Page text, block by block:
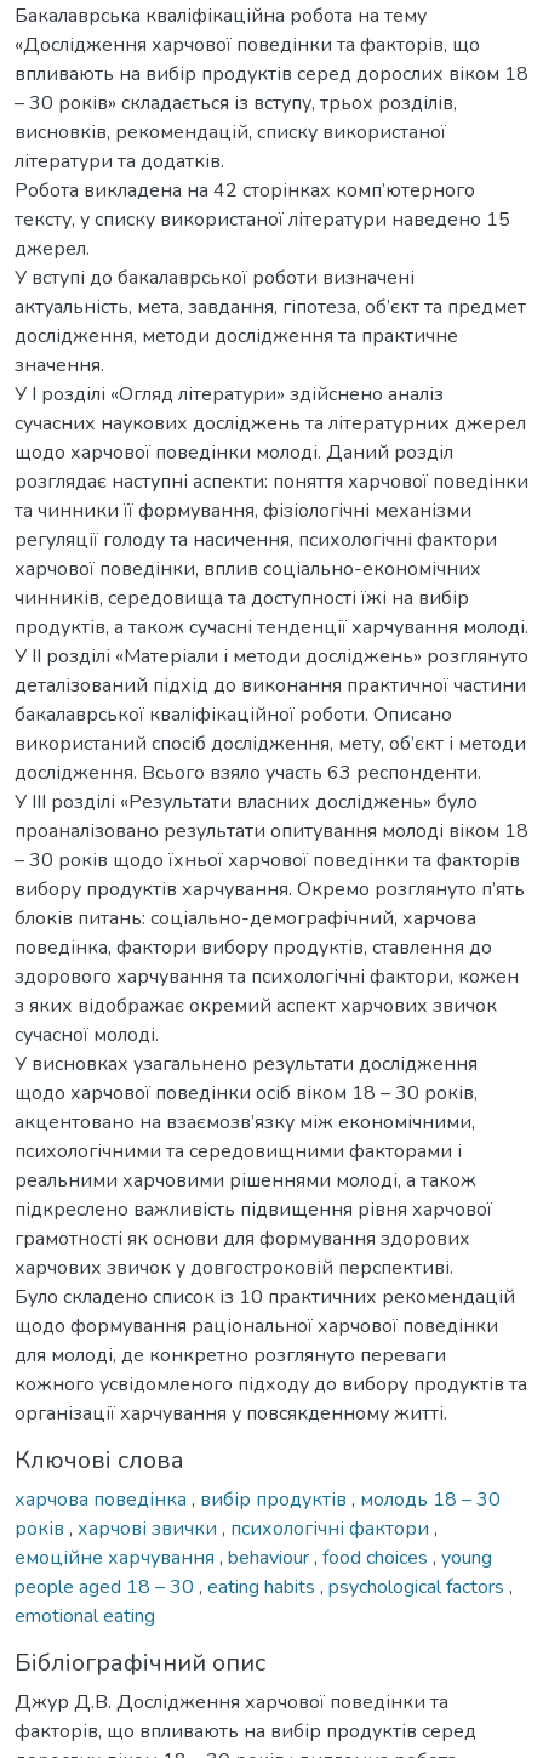
Бакалаврська кваліфікаційна робота на тему
«Дослідження харчової поведінки та факторів, що
впливають на вибір продуктів серед дорослих віком 18
– 30 років» складається із вступу, трьох розділів,
висновків, рекомендацій, списку використаної
літератури та додатків.
Робота викладена на 42 сторінках комп’ютерного
тексту, у списку використаної літератури наведено 15
джерел.
У вступі до бакалаврської роботи визначені
актуальність, мета, завдання, гіпотеза, об’єкт та предмет
дослідження, методи дослідження та практичне
значення.
У І розділі «Огляд літератури» здійснено аналіз
сучасних наукових досліджень та літературних джерел
щодо харчової поведінки молоді. Даний розділ
розглядає наступні аспекти: поняття харчової поведінки
та чинники її формування, фізіологічні механізми
регуляції голоду та насичення, психологічні фактори
харчової поведінки, вплив соціально-економічних
чинників, середовища та доступності їжі на вибір
продуктів, а також сучасні тенденції харчування молоді.
У ІІ розділі «Матеріали і методи досліджень» розглянуто
деталізований підхід до виконання практичної частини
бакалаврської кваліфікаційної роботи. Описано
використаний спосіб дослідження, мету, об’єкт і методи
дослідження. Всього взяло участь 63 респонденти.
У ІІІ розділі «Результати власних досліджень» було
проаналізовано результати опитування молоді віком 18
– 30 років щодо їхньої харчової поведінки та факторів
вибору продуктів харчування. Окремо розглянуто п’ять
блоків питань: соціально-демографічний, харчова
поведінка, фактори вибору продуктів, ставлення до
здорового харчування та психологічні фактори, кожен
з яких відображає окремий аспект харчових звичок
сучасної молоді.
У висновках узагальнено результати дослідження
щодо харчової поведінки осіб віком 18 – 30 років,
акцентовано на взаємозв’язку між економічними,
психологічними та середовищними факторами і
реальними харчовими рішеннями молоді, а також
підкреслено важливість підвищення рівня харчової
грамотності як основи для формування здорових
харчових звичок у довгостроковій перспективі.
Було складено список із 10 практичних рекомендацій
щодо формування раціональної харчової поведінки
для молоді, де конкретно розглянуто переваги
кожного усвідомленого підходу до вибору продуктів та
організації харчування у повсякденному житті.
Ключові слова
харчова поведінка , вибір продуктів , молодь 18 – 30
років , харчові звички , психологічні фактори ,
емоційне харчування , behaviour, food choices , young
people aged 18 – 30 , eating habits , psychological factors ,
emotional eating
Бібліографічний опис
Джур Д.В. Дослідження харчової поведінки та
факторів, що впливають на вибір продуктів серед